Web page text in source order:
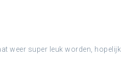
weer super leuk worden, hopelijk